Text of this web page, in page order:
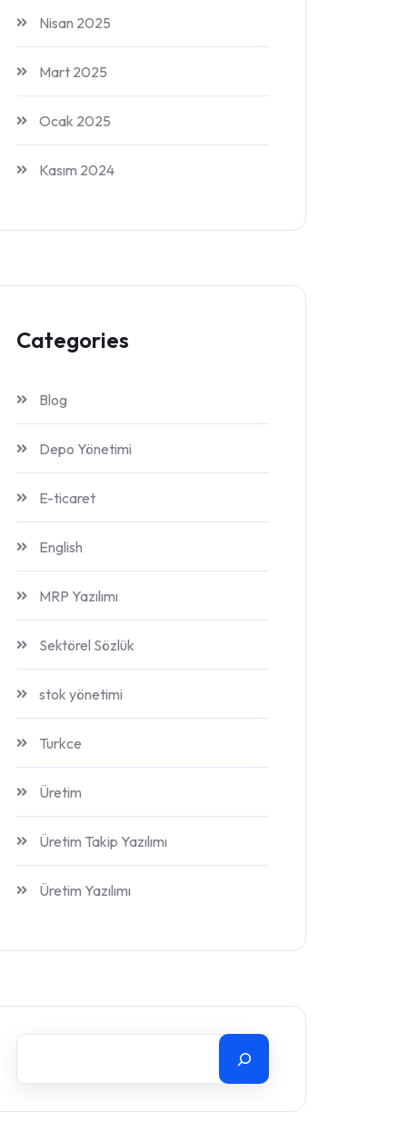
Nisan 2025
Mart 2025
Ocak 2025
Kasım 2024
Categories
Blog
Depo Yönetimi
E-ticaret
English
MRP Yazılımı
Sektörel Sözlük
stok yönetimi
Turkce
Üretim
Üretim Takip Yazılımı
Üretim Yazılımı